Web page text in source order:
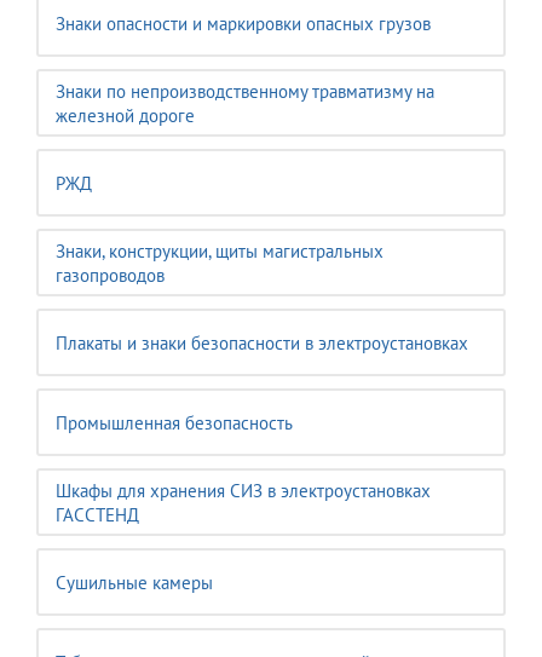
Знаки опасности и маркировки опасных грузов
Знаки по непроизводственному травматизму на
железной дороге
РЖД
Знаки, конструкции, щиты магистральных
газопроводов
Плакаты и знаки безопасности в электроустановках
Промышленная безопасность
Шкафы для хранения СИЗ в электроустановках
ГАССТЕНД
Сушильные камеры